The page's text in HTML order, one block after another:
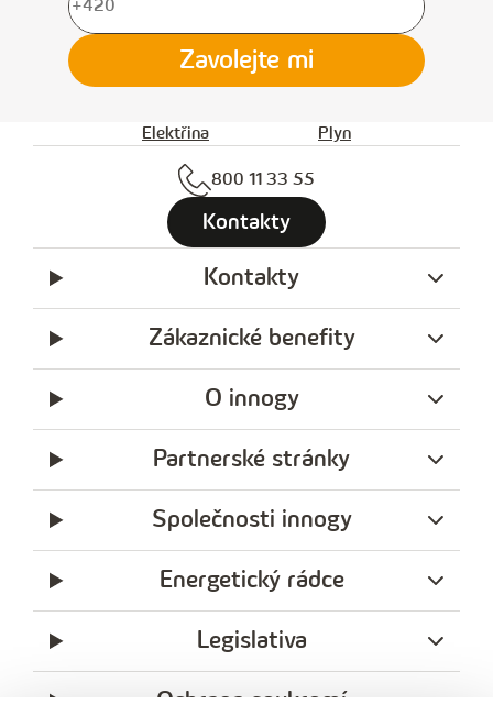
V
y
p
ň
t
l
n
č
s
o
Zavolejte mi
Elektřina Plyn
800 11 33 55
Kontakty
Kontakty
Zákaznické benefity
O innogy
Partnerské stránky
Společnosti innogy
Energetický rádce
Legislativa
Ochrana soukromí